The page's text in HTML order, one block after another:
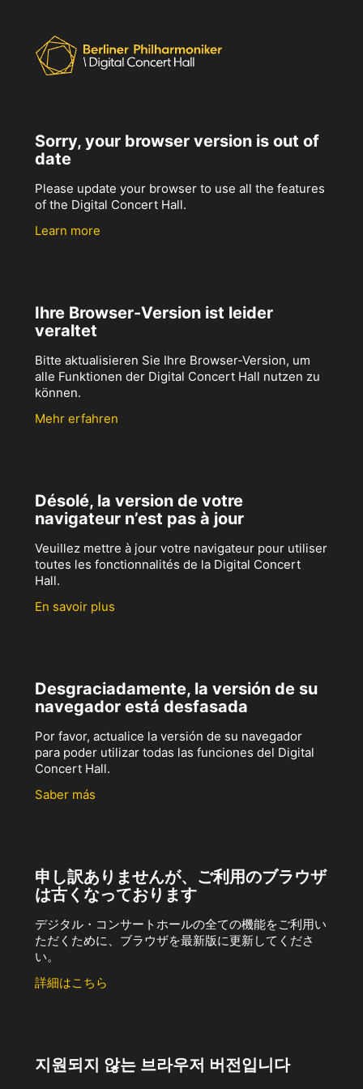
Sorry, your browser version is out of
date
Please update your browser to use all the features
of the Digital Concert Hall.
Learn more
Ihre Browser-Version ist leider
veraltet
Bitte aktualisieren Sie Ihre Browser-Version, um
alle Funktionen der Digital Concert Hall nutzen zu
können.
Mehr erfahren
Désolé, la version de votre
navigateur n’est pas à jour
Veuillez mettre à jour votre navigateur pour utiliser
toutes les fonctionnalités de la Digital Concert
Hall.
En savoir plus
Desgraciadamente, la versión de su
navegador está desfasada
Por favor, actualice la versión de su navegador
para poder utilizar todas las funciones del Digital
Concert Hall.
Saber más
申し訳ありませんが、ご利用のブラウザ
は古くなっております
デジタル・コンサートホールの全ての機能をご利用い
ただくために、ブラウザを最新版に更新してくださ
い。
詳細はこちら
지원되지 않는 브라우저 버전입니다